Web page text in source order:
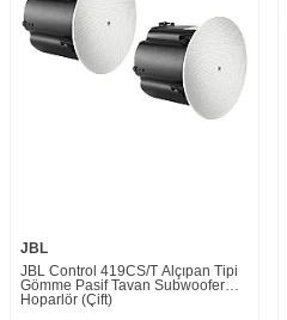
JBL
JBL Control 419CS/T Alçıpan Tipi
Gömme Pasif Tavan Subwoofer
Hoparlör (Çift)